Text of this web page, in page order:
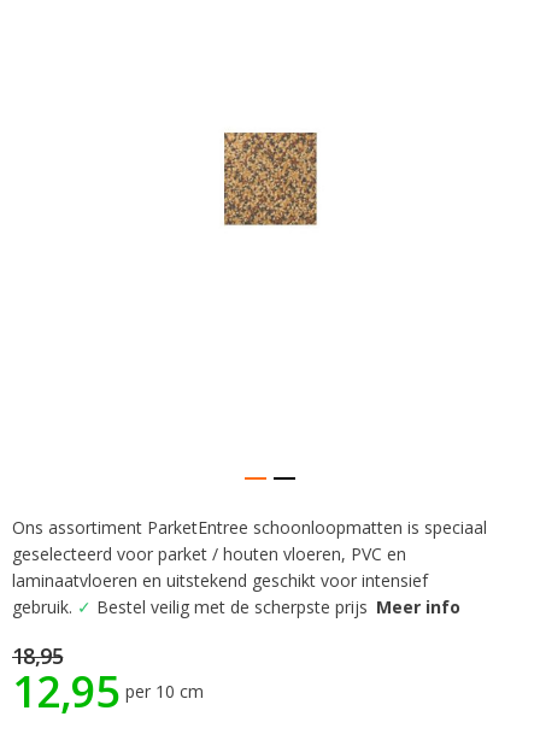
Ga
naar
het
begin
de
afbeeldingen-
gallerij
Ons assortiment ParketEntree schoonloopmatten is speciaal
geselecteerd voor parket / houten vloeren, PVC en
laminaatvloeren en uitstekend geschikt voor intensief
gebruik. ✓ Bestel veilig met de scherpste prijs Meer info
18,95
12,95 per 10 cm